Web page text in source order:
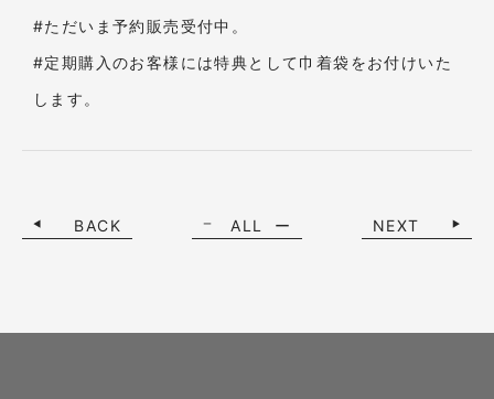
#ただいま予約販売受付中。
#定期購入のお客様には特典として巾着袋をお付けいた
します。
BACK ALL NEXT